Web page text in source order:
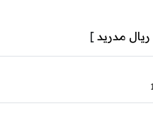
ريال مدريد ]